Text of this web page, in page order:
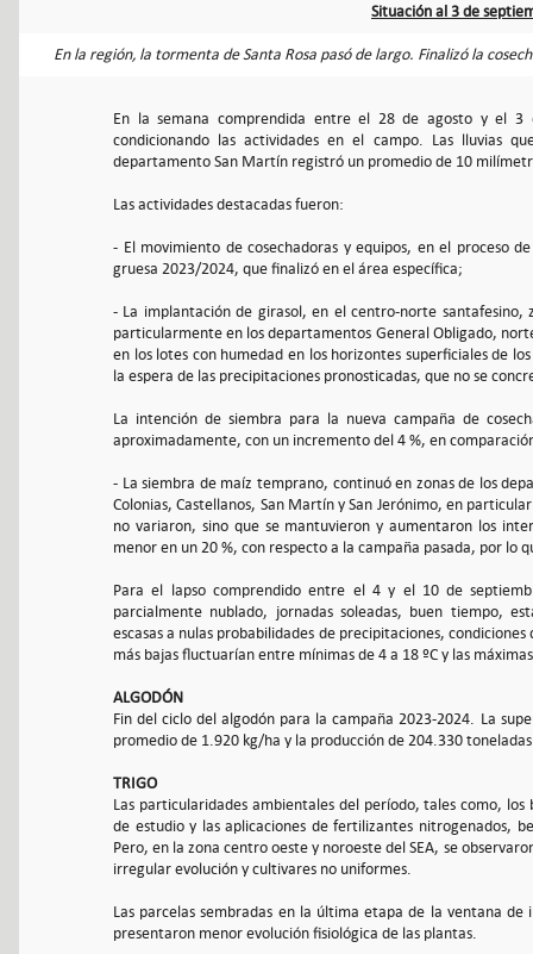
Situación al 3 de
En la región, la tormenta de Santa Rosa pasó de largo. Finalizó la
En la semana comprendida entre el 28 de agosto y el 3
condicionando las actividades en el campo. Las lluvias
departamento San Martín registró un promedio de 10
Las actividades destacadas fueron:
- El movimiento de cosechadoras y equipos, en el proceso
gruesa 2023/2024, que finalizó en el área específica;
- La implantación de girasol, en el centro-norte
particularmente en los departamentos General Obligado,
en los lotes con humedad en los horizontes superficiales de
la espera de las precipitaciones pronosticadas, que no se
La intención de siembra para la nueva campaña de
aproximadamente, con un incremento del 4 %, en
- La siembra de maíz temprano, continuó en zonas de los
Colonias, Castellanos, San Martín y San Jerónimo, en
no variaron, sino que se mantuvieron y aumentaron los
menor en un 20 %, con respecto a la campaña pasada, por lo
Para el lapso comprendido entre el 4 y el 10 de
parcialmente nublado, jornadas soleadas, buen tiempo,
escasas a nulas probabilidades de precipitaciones,
más bajas fluctuarían entre mínimas de 4 a 18 ºC y las
ALGODÓN
Fin del ciclo del algodón para la campaña 2023-2024. La
promedio de 1.920 kg/ha y la producción de 204.330
TRIGO
Las particularidades ambientales del período, tales como,
de estudio y las aplicaciones de fertilizantes nitrogenados,
Pero, en la zona centro oeste y noroeste del SEA, se
irregular evolución y cultivares no uniformes.
Las parcelas sembradas en la última etapa de la ventana
presentaron menor evolución fisiológica de las plantas.